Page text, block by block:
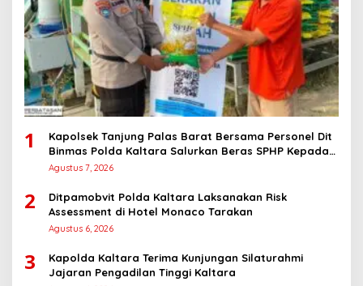
1
Kapolsek Tanjung Palas Barat Bersama Personel Dit
Binmas Polda Kaltara Salurkan Beras SPHP Kepada
Masyarakat
Agustus 7, 2026
2
Ditpamobvit Polda Kaltara Laksanakan Risk
Assessment di Hotel Monaco Tarakan
Agustus 6, 2026
3
Kapolda Kaltara Terima Kunjungan Silaturahmi
Jajaran Pengadilan Tinggi Kaltara